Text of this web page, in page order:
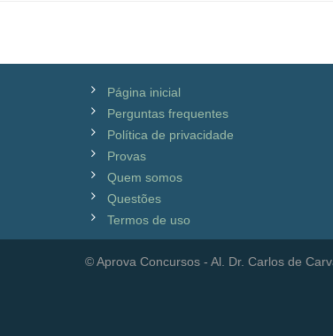
Página inicial
Perguntas frequentes
Política de privacidade
Provas
Quem somos
Questões
Termos de uso
© Aprova Concursos - Al. Dr. Carlos de